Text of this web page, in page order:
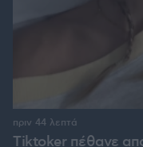
Tiktoker πέθανε
πριν 44 λεπτά